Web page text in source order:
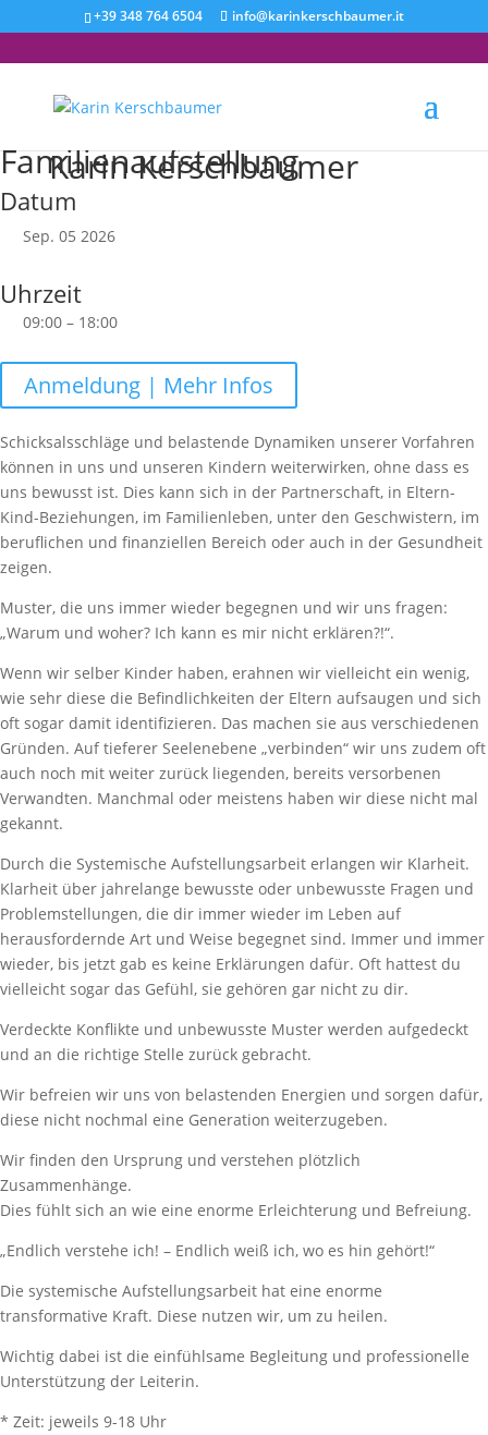
+39 348 764 6504 info@karinkerschbaumer.it
Karin Kerschbaumer
Events – Karin Kerschbaumer
Familienaufstellung
Datum
Sep. 05 2026
Uhrzeit
09:00 – 18:00
Anmeldung | Mehr Infos
Schicksalsschläge und belastende Dynamiken unserer Vorfahren
können in uns und unseren Kindern weiterwirken, ohne dass es
uns bewusst ist. Dies kann sich in der Partnerschaft, in Eltern-
Kind-Beziehungen, im Familienleben, unter den Geschwistern, im
beruflichen und finanziellen Bereich oder auch in der Gesundheit
zeigen.
Muster, die uns immer wieder begegnen und wir uns fragen:
„Warum und woher? Ich kann es mir nicht erklären?!“.
Wenn wir selber Kinder haben, erahnen wir vielleicht ein wenig,
wie sehr diese die Befindlichkeiten der Eltern aufsaugen und sich
oft sogar damit identifizieren. Das machen sie aus verschiedenen
Gründen. Auf tieferer Seelenebene „verbinden“ wir uns zudem oft
auch noch mit weiter zurück liegenden, bereits versorbenen
Verwandten. Manchmal oder meistens haben wir diese nicht mal
gekannt.
Durch die Systemische Aufstellungsarbeit erlangen wir Klarheit.
Klarheit über jahrelange bewusste oder unbewusste Fragen und
Problemstellungen, die dir immer wieder im Leben auf
herausfordernde Art und Weise begegnet sind. Immer und immer
wieder, bis jetzt gab es keine Erklärungen dafür. Oft hattest du
vielleicht sogar das Gefühl, sie gehören gar nicht zu dir.
Verdeckte Konflikte und unbewusste Muster werden aufgedeckt
und an die richtige Stelle zurück gebracht.
Wir befreien wir uns von belastenden Energien und sorgen dafür,
diese nicht nochmal eine Generation weiterzugeben.
Wir finden den Ursprung und verstehen plötzlich
Zusammenhänge.
Dies fühlt sich an wie eine enorme Erleichterung und Befreiung.
„Endlich verstehe ich! – Endlich weiß ich, wo es hin gehört!“
Die systemische Aufstellungsarbeit hat eine enorme
transformative Kraft. Diese nutzen wir, um zu heilen.
Wichtig dabei ist die einfühlsame Begleitung und professionelle
Unterstützung der Leiterin.
* Zeit: jeweils 9-18 Uhr